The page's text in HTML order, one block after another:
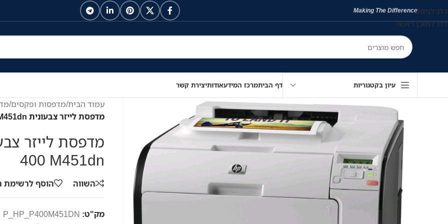
דלג לניווט
דלג לתוכן ראשי
Making The Difference
עיון בקטגוריות דף הביתמרכז המידעאודותיצירת קשר
עמוד הבית/מדפסות ופקסים/
מדפסת לייזר צבעונית HP Color LaserJet Pro 400 M451dn
400 M451dn
השווה הוסף לרשימת
מק"ט: P_HP_P400M451DN